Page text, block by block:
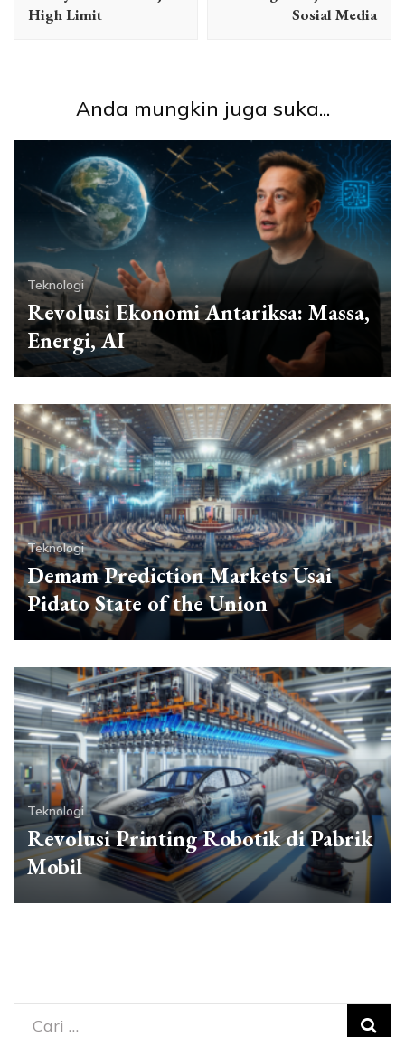
High Limit
Sosial Media
Anda mungkin juga suka...
Teknologi
Revolusi Ekonomi Antariksa: Massa,
Energi, AI
Teknologi
Demam Prediction Markets Usai
Pidato State of the Union
Teknologi
Revolusi Printing Robotik di Pabrik
Mobil
Cari